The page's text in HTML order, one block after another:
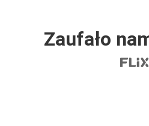
Zaufało